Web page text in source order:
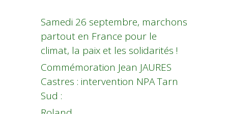
Samedi 26 septembre, marchons
partout en France pour le
climat, la paix et les solidarités !
Commémoration Jean JAURES
Castres : intervention NPA Tarn
Sud :